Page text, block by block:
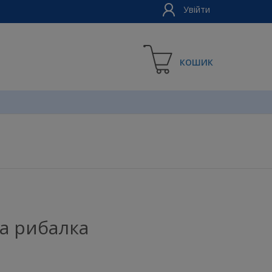
Увійти
КОШИК
рибалка